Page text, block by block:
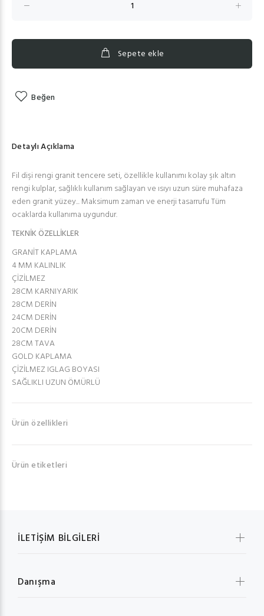
Sepete ekle
Beğen
Detaylı Açıklama
Fil dişi rengi granit tencere seti, özellikle kullanımı kolay şık altın
rengi kulplar, sağlıklı kullanım sağlayan ve ısıyı uzun süre muhafaza
eden granit yüzey... Maksimum zaman ve enerji tasarrufu Tüm
ocaklarda kullanıma uygundur.
TEKNİK ÖZELLİKLER
GRANİT KAPLAMA
4 MM KALINLIK
ÇİZİLMEZ
28CM KARNIYARIK
28CM DERİN
24CM DERİN
20CM DERİN
28CM TAVA
GOLD KAPLAMA
ÇİZİLMEZ IGLAG BOYASI
SAĞLIKLI UZUN ÖMÜRLÜ
Ürün özellikleri
Ürün etiketleri
İLETİŞİM BİLGİLERİ
Danışma